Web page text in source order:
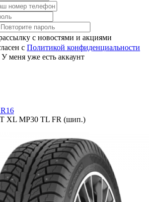
с новостями и акциями
с Политикой конфиденциальности
У меня уже есть аккаунт
XL MP30 TL FR (шип.)